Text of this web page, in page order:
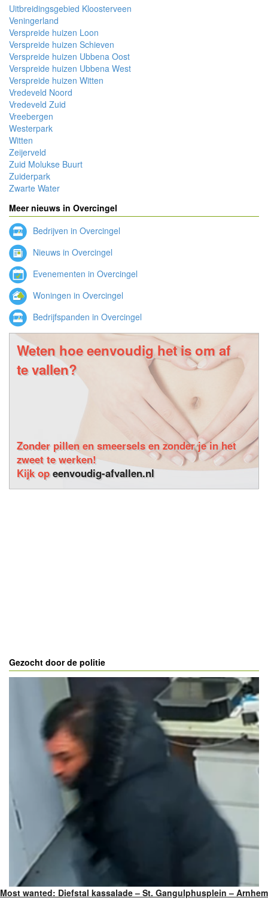
Uitbreidingsgebied Kloosterveen
Veningerland
Verspreide huizen Loon
Verspreide huizen Schieven
Verspreide huizen Ubbena Oost
Verspreide huizen Ubbena West
Verspreide huizen Witten
Vredeveld Noord
Vredeveld Zuid
Vreebergen
Westerpark
Witten
Zeijerveld
Zuid Molukse Buurt
Zuiderpark
Zwarte Water
Meer nieuws in Overcingel
Bedrijven in Overcingel
Nieuws in Overcingel
Evenementen in Overcingel
Woningen in Overcingel
Bedrijfspanden in Overcingel
Weten hoe eenvoudig het is om af
te vallen?
Zonder pillen en smeersels en zonder je in het
zweet te werken!
Kijk opeenvoudig-afvallen.nl
Gezocht door de politie
Most wanted: Diefstal kassalade – St. Gangulphusplein – Arnhem